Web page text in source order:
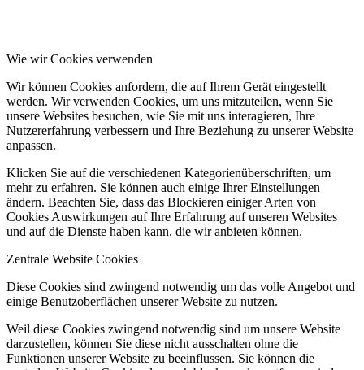
Wie wir Cookies verwenden
Wir können Cookies anfordern, die auf Ihrem Gerät eingestellt
werden. Wir verwenden Cookies, um uns mitzuteilen, wenn Sie
unsere Websites besuchen, wie Sie mit uns interagieren, Ihre
Nutzererfahrung verbessern und Ihre Beziehung zu unserer Website
anpassen.
Klicken Sie auf die verschiedenen Kategorienüberschriften, um
mehr zu erfahren. Sie können auch einige Ihrer Einstellungen
ändern. Beachten Sie, dass das Blockieren einiger Arten von
Cookies Auswirkungen auf Ihre Erfahrung auf unseren Websites
und auf die Dienste haben kann, die wir anbieten können.
Zentrale Website Cookies
Diese Cookies sind zwingend notwendig um das volle Angebot und
einige Benutzoberflächen unserer Website zu nutzen.
Weil diese Cookies zwingend notwendig sind um unsere Website
darzustellen, können Sie diese nicht ausschalten ohne die
Funktionen unserer Website zu beeinflussen. Sie können die